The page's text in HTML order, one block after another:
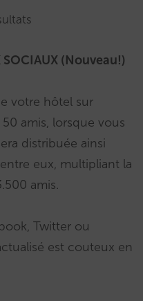
SOCIAUX (Nouveau!)
votre hôtel sur
amis, lorsque vous
distribuée ainsi
eux, multipliant la
amis.
Twitter ou
est couteux en